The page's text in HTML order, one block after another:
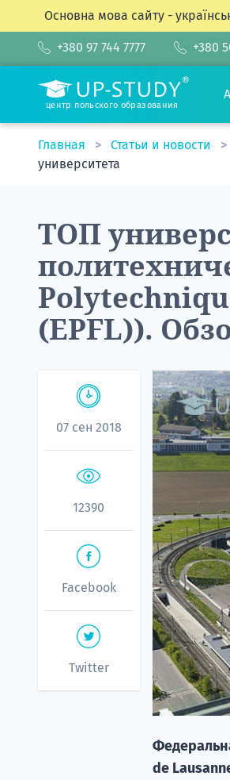
Основна мова сайту -
+380 97 744 7777 +380
центр польского образования
Главная Статьи и новости
университета
ТОП
(EPFL)).
07 сен 2018
12390
Facebook
Twitter
de